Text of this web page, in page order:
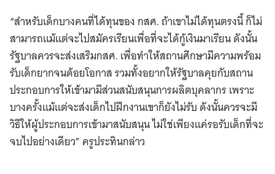
“สำหรับเด็กบางคนที่ได้ทุนของ กสศ. ถ้าเขาไม่ได้ทุนตรงนี้ ก็ไม่
สามารถแม้แต่จะไปสมัครเรียนเพื่อที่จะได้กู้เงินมาเรียน ดังนั้น
รัฐบาลควรจะส่งเสริมกสศ. เพื่อทำให้สถานศึกษามีความพร้อม
รับเด็กยากจนด้อยโอกาส รวมทั้งอยากให้รัฐบาลคุยกับสถาน
ประกอบการให้เข้ามามีส่วนสนับสนุนการผลิตบุคลากร เพราะ
บางครั้งแม้แต่จะส่งเด็กไปฝึกงานเขาก็ยังไม่รับ ดังนั้นควรจะมี
วิธีให้ผู้ประกอบการเข้ามาสนับสนุน ไม่ใช่เพียงแค่รอรับเด็กที่จะ
จบไปอย่างเดียว” ครูประทินกล่าว